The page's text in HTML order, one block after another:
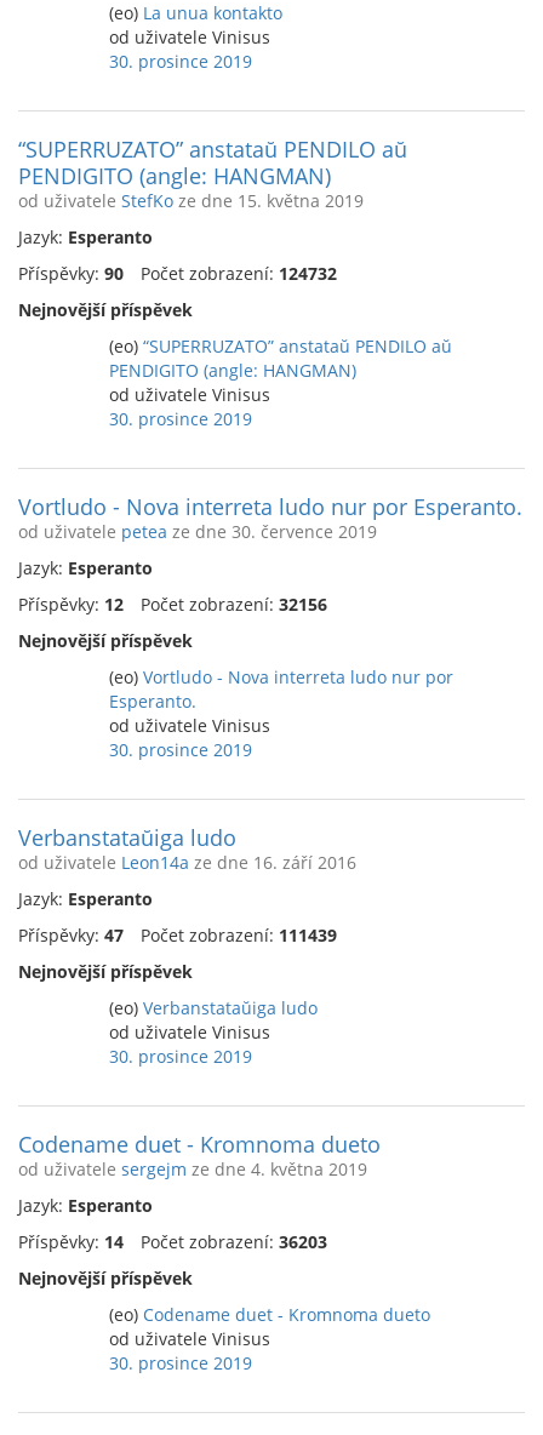
(eo) La unua kontakto
od uživatele Vinisus
30. prosince 2019
“SUPERRUZATO” anstataŭ PENDILO aŭ
PENDIGITO (angle: HANGMAN)
od uživatele StefKo ze dne 15. května 2019
Jazyk: Esperanto
Příspěvky: 90 Počet zobrazení: 124732
Nejnovější příspěvek
(eo) “SUPERRUZATO” anstataŭ PENDILO aŭ
PENDIGITO (angle: HANGMAN)
od uživatele Vinisus
30. prosince 2019
Vortludo - Nova interreta ludo nur por Esperanto.
od uživatele petea ze dne 30. července 2019
Jazyk: Esperanto
Příspěvky: 12 Počet zobrazení: 32156
Nejnovější příspěvek
(eo) Vortludo - Nova interreta ludo nur por
Esperanto.
od uživatele Vinisus
30. prosince 2019
Verbanstataŭiga ludo
od uživatele Leon14a ze dne 16. září 2016
Jazyk: Esperanto
Příspěvky: 47 Počet zobrazení: 111439
Nejnovější příspěvek
(eo) Verbanstataŭiga ludo
od uživatele Vinisus
30. prosince 2019
Codename duet - Kromnoma dueto
od uživatele sergejm ze dne 4. května 2019
Jazyk: Esperanto
Příspěvky: 14 Počet zobrazení: 36203
Nejnovější příspěvek
(eo) Codename duet - Kromnoma dueto
od uživatele Vinisus
30. prosince 2019